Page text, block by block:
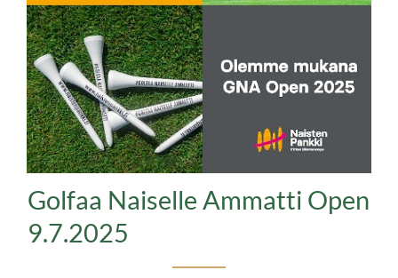
Golfaa Naiselle Ammatti Open
9.7.2025